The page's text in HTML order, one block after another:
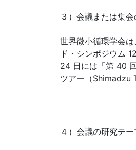
３）会議または集
世界微小循環学会
ド・シンポジウム
24 日には「第 40
ツアー（Shimadzu
４）会議の研究テ